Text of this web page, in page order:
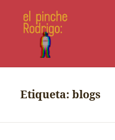
Etiqueta:blogs